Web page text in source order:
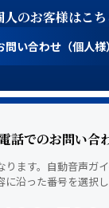
人のお客様はこち
問い合わせ（個人様）
話でのお問い合
ます。 自動音声ガ
沿った番号を選択し